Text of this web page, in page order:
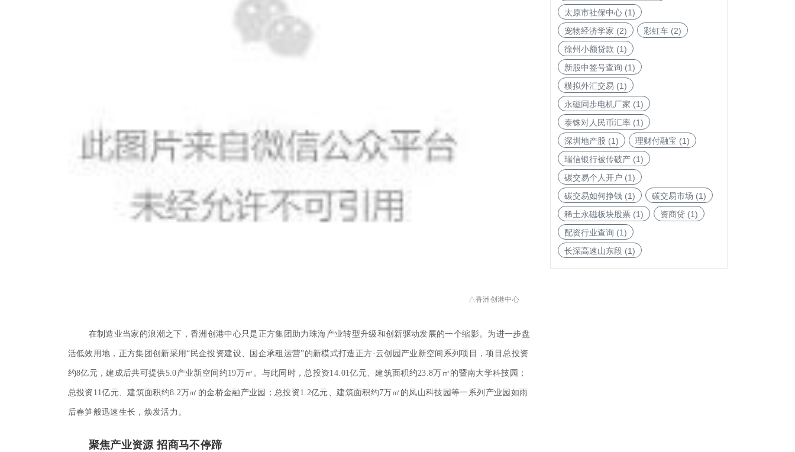
△香洲创港中心
在制造业当家的浪潮之下，香洲创港中心只是正方集团助力珠海产业转型升级和创新驱动发展的一个缩影。为进一步盘
活低效用地，正方集团创新采用“民企投资建设、国企承租运营”的新模式打造正方·云创园产业新空间系列项目，项目总投资
约8亿元，建成后共可提供5.0产业新空间约19万㎡。与此同时，总投资14.01亿元、建筑面积约23.8万㎡的暨南大学科技园；
总投资11亿元、建筑面积约8.2万㎡的金桥金融产业园；总投资1.2亿元、建筑面积约7万㎡的凤山科技园等一系列产业园如雨
后春笋般迅速生长，焕发活力。
聚焦产业资源 招商马不停蹄
太原市社保中心(1)
宠物经济学家 (2) 彩虹车(2)
徐州小额贷款 (1)
新股中签号查询 (1)
模拟外汇交易 (1)
永磁同步电机厂家 (1)
泰铢对人民币汇率(1)
深圳地产股 (1) 理财付融宝 (1)
瑞信银行被传破产(1)
碳交易个人开户 (1)
碳交易如何挣钱(1) 碳交易市场 (1)
稀土永磁板块股票(1) 资商贷(1)
配资行业查询 (1)
长深高速山东段(1)